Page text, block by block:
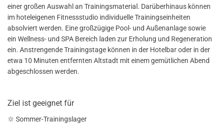
einer großen Auswahl an Trainingsmaterial. Darüberhinaus können
im hoteleigenen Fitnessstudio individuelle Trainingseinheiten
absolviert werden. Eine großzügige Pool- und Außenanlage sowie
ein Wellness- und SPA Bereich laden zur Erholung und Regeneration
ein. Anstrengende Trainingstage können in der Hotelbar oder in der
etwa 10 Minuten entfernten Altstadt mit einem gemütlichen Abend
abgeschlossen werden.
Ziel ist geeignet für
Sommer-Trainingslager